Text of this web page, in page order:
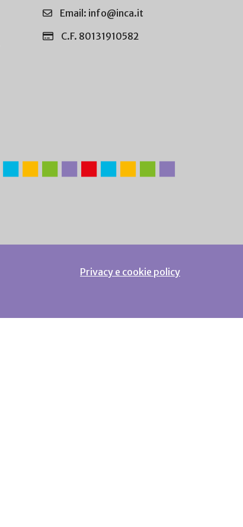
Email: info@inca.it
C.F. 80131910582
Privacy e cookie policy